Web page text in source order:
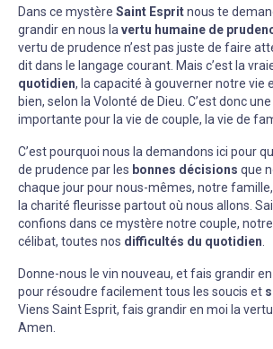
Dans ce mystère Saint Espritnous te
grandir en nous lavertu humaine de
vertu de prudence n’est pas juste de faire
dit dans le langage courant. Mais c’est la
quotidien, la capacité à gouverner notre vie
bien, selon la Volonté de Dieu. C’est donc
importante pour la vie de couple, la vie de
C’est pourquoi nous la demandons ici pour
de prudence par les bonnes décisions que
chaque jour pour nous-mêmes, notre
la charité fleurisse partout où nous allons.
confions dans ce mystère notre couple,
célibat, toutes nos difficultés du quotidien.
Donne-nous le vin nouveau, et fais grandir
pour résoudre facilement tous les soucis et
Viens Saint Esprit, fais grandir en moi la
Amen.